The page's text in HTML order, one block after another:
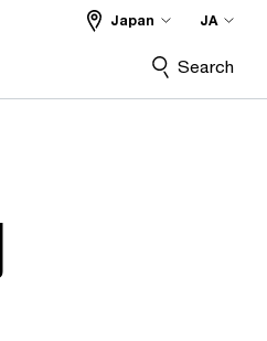
Japan JA
Search